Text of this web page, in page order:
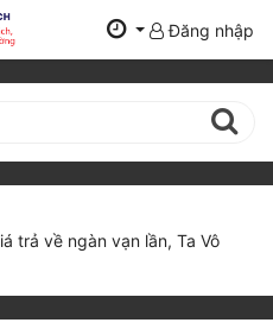
Đăng nhập
trả về ngàn vạn lần, Ta Vô